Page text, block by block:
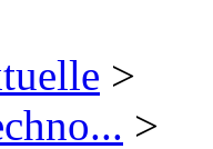
>
>